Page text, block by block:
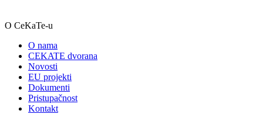
O CeKaTe-u
O nama
CEKATE dvorana
Novosti
EU projekti
Dokumenti
Pristupačnost
Kontakt